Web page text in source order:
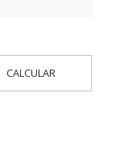
CALCULAR